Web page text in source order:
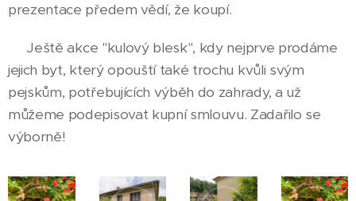
prezentace předem vědí, že koupí.
Ještě akce "kulový blesk", kdy nejprve prodáme
jejich byt, který opouští také trochu kvůli svým
pejskům, potřebujících výběh do zahrady, a už
můžeme podepisovat kupní smlouvu. Zadařilo se
výborně!